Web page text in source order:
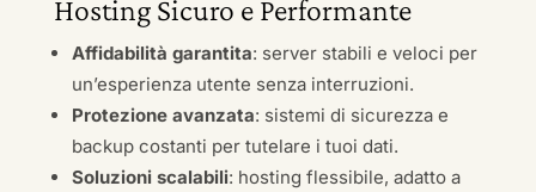
Hosting Sicuro e Performante
Affidabilità garantita: server stabili e veloci per
un’esperienza utente senza interruzioni.
Protezione avanzata: sistemi di sicurezza e
backup costanti per tutelare i tuoi dati.
Soluzioni scalabili: hosting flessibile, adatto a